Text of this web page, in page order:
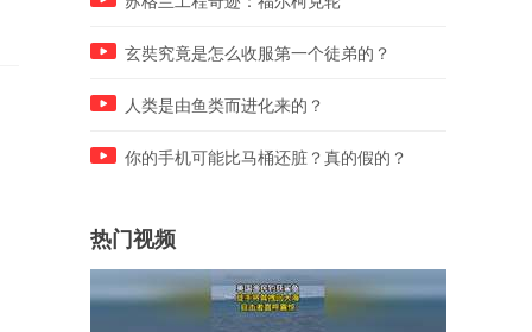
玄奘究竟是怎么收服第一个徒弟的？
人类是由鱼类而进化来的？
你的手机可能比马桶还脏？真的假的？
热门视频